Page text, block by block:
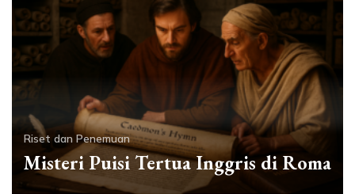
Riset dan Penemuan
Misteri Puisi Tertua Inggris di Roma